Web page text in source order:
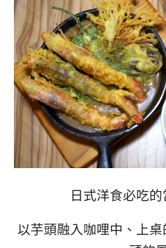
日式洋食必吃
以芋頭融入咖哩中、上